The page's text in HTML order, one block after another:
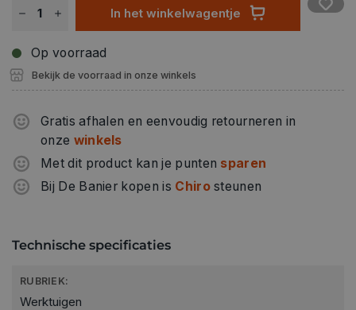
In het winkelwagentje
Op voorraad
Bekijk de voorraad in onze winkels
Gratis afhalen en eenvoudig retourneren in
onze winkels
Met dit product kan je punten sparen
Bij De Banier kopen is Chirosteunen
Technische specificaties
RUBRIEK:
Werktuigen